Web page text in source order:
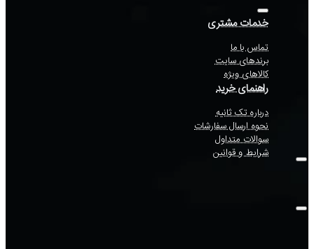
خدمات مشتری
تماس با ما
برندهای سایت
کالاهای ویژه
راهنمای خرید
درباره تک ثانیه
نحوه ارسال سفارشات
سوالات متداول
شرایط و قوانین